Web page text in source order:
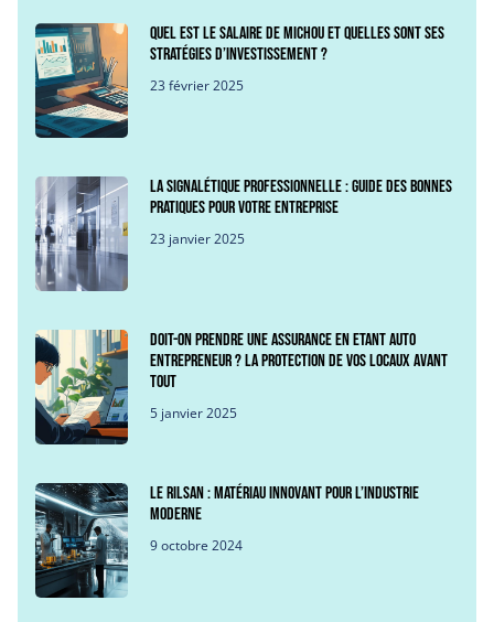
Quel est le salaire de Michou et quelles sont ses
stratégies d’investissement ?
23 février 2025
La signalétique professionnelle : guide des bonnes
pratiques pour votre entreprise
23 janvier 2025
Doit-on prendre une assurance en etant auto
entrepreneur ? La protection de vos locaux avant
tout
5 janvier 2025
Le Rilsan : Matériau innovant pour l’industrie
moderne
9 octobre 2024